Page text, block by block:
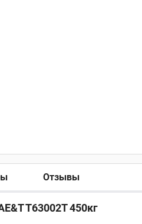
Отзывы
T63002T 450кг